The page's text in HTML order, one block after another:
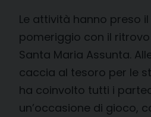
Le attività hanno preso
pomeriggio con il
Santa Maria Assunta.
caccia al tesoro per le
ha coinvolto tutti i
un’occasione di gioco,